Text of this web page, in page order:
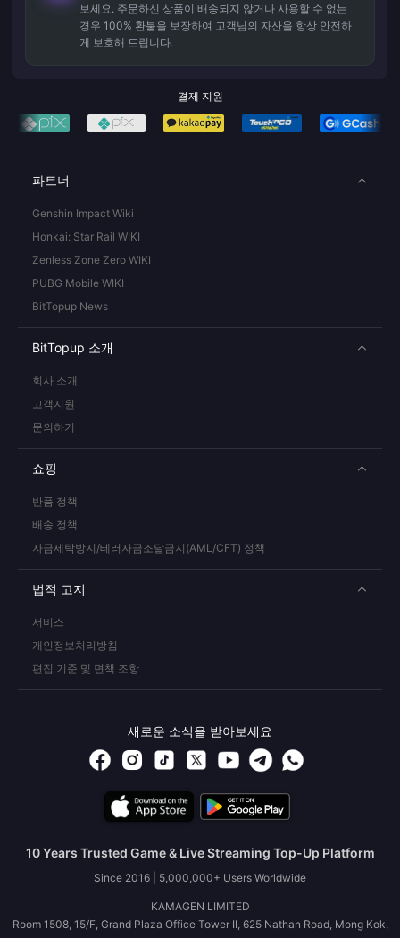
보세요. 주문하신 상품이 배송되지 않거나 사용할 수 없는
경우 100% 환불을 보장하여 고객님의 자산을 항상 안전하
게 보호해 드립니다.
결제 지원
파트너
Genshin Impact Wiki
Honkai: Star Rail WIKI
Zenless Zone Zero WIKI
PUBG Mobile WIKI
BitTopup News
BitTopup 소개
회사 소개
고객지원
문의하기
쇼핑
반품 정책
배송 정책
자금세탁방지/테러자금조달금지(AML/CFT) 정책
법적 고지
서비스
개인정보처리방침
편집 기준 및 면책 조항
새로운 소식을 받아보세요
10 Years Trusted Game & Live Streaming Top-Up Platform
Since 2016 | 5,000,000+ Users Worldwide
KAMAGEN LIMITED
Room 1508, 15/F, Grand Plaza Office Tower II, 625 Nathan Road, Mong Kok,